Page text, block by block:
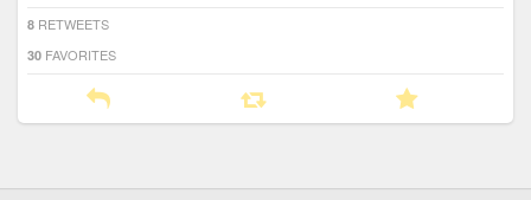
8 RETWEETS
30 FAVORITES